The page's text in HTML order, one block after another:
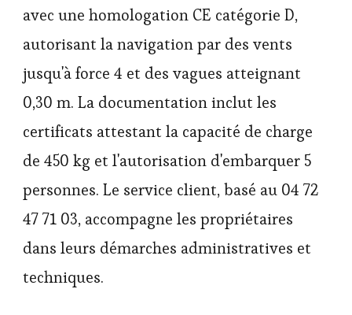
avec une homologation CE catégorie D,
autorisant la navigation par des vents
jusqu'à force 4 et des vagues atteignant
0,30 m. La documentation inclut les
certificats attestant la capacité de charge
de 450 kg et l'autorisation d'embarquer 5
personnes. Le service client, basé au 04 72
47 71 03, accompagne les propriétaires
dans leurs démarches administratives et
techniques.